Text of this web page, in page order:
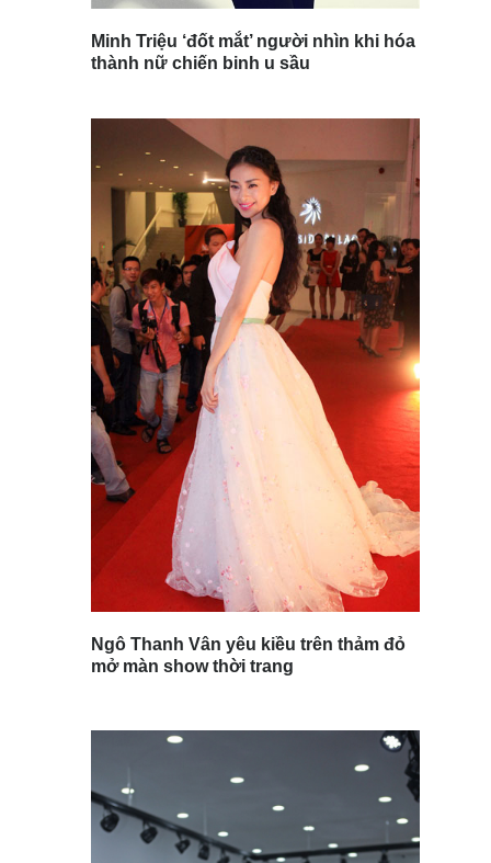
Minh Triệu ‘đốt mắt’ người nhìn khi hóa
thành nữ chiến binh u sầu
Ngô Thanh Vân yêu kiều trên thảm đỏ
mở màn show thời trang